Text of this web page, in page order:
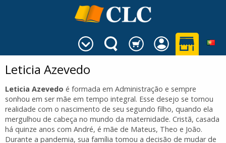
Leticia Azevedo
Leticia Azevedo é formada em Administração e sempre
sonhou em ser mãe em tempo integral. Esse desejo se tornou
realidade com o nascimento de seu segundo filho, quando ela
mergulhou de cabeça no mundo da maternidade. Cristã, casada
há quinze anos com André, é mãe de Mateus, Theo e João.
Durante a pandemia, sua família tomou a decisão de mudar de